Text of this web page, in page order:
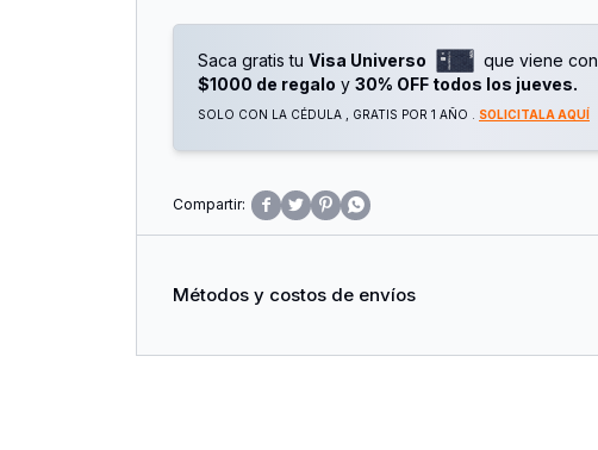
Saca gratis tu Visa Universo
que viene con
$1000 de regalo y 30% OFF todos los jueves.
SOLO CON LA CÉDULA , GRATIS POR 1 AÑO . SOLICITALA AQUÍ
   
Métodos y costos de envíos